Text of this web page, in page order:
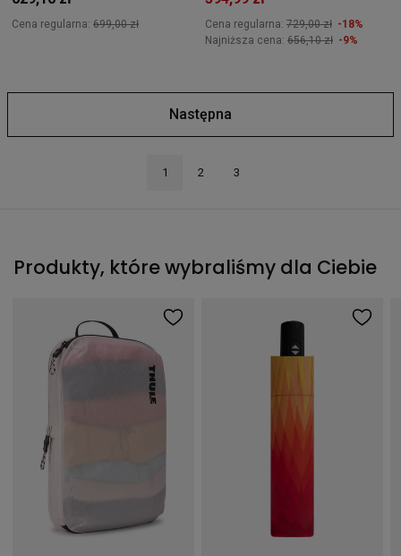
Cena regularna: 699,00 zł Cena regularna: 729,00 zł -18%
Najniższa cena: 656,10 zł -9%
Następna
1 2 3
Produkty, które wybraliśmy dla Ciebie